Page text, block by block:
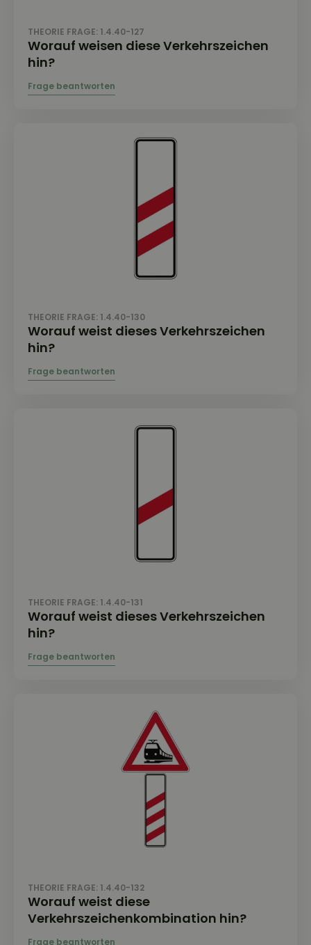
THEORIE FRAGE: 1.4.40-127
Worauf weisen diese Verkehrszeichen
hin?
THEORIE FRAGE: 1.4.40-130
Worauf weist dieses Verkehrszeichen
hin?
THEORIE FRAGE: 1.4.40-131
Worauf weist dieses Verkehrszeichen
hin?
THEORIE FRAGE: 1.4.40-132
Worauf weist diese
Verkehrszeichenkombination hin?